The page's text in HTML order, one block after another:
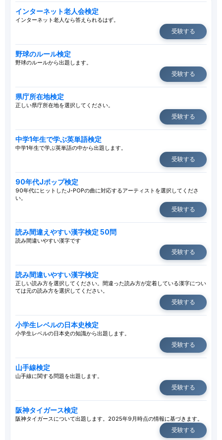
インターネット老人会検定
インターネット老人なら答えられるはず。
受験する
野球のルール検定
野球のルールから出題します。
受験する
県庁所在地検定
正しい県庁所在地を選択してください。
受験する
中学1年生で学ぶ英単語検定
中学1年生で学ぶ英単語の中から出題します。
受験する
90年代Jポップ検定
90年代にヒットしたJ-POPの曲に対応するアーティストを選択してくださ
い。
受験する
読み間違えやすい漢字検定 50問
読み間違いやすい漢字です
受験する
読み間違いやすい漢字検定
正しい読み方を選択してください。間違った読み方が定着している漢字につい
ては元の読み方を選択してください。
受験する
小学生レベルの日本史検定
小学生レベルの日本史の知識から出題します。
受験する
山手線検定
山手線に関する問題を出題します。
受験する
阪神タイガース検定
阪神タイガースについて出題します。2025年9月時点の情報に基づきます。
受験する